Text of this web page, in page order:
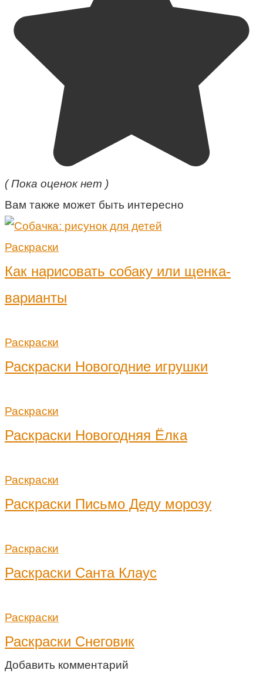
( Пока оценок нет )
Вам также может быть интересно
Раскраски
Как нарисовать собаку или щенка-
варианты
Раскраски
Раскраски Новогодние игрушки
Раскраски
Раскраски Новогодняя Ёлка
Раскраски
Раскраски Письмо Деду морозу
Раскраски
Раскраски Санта Клаус
Раскраски
Раскраски Снеговик
Добавить комментарий